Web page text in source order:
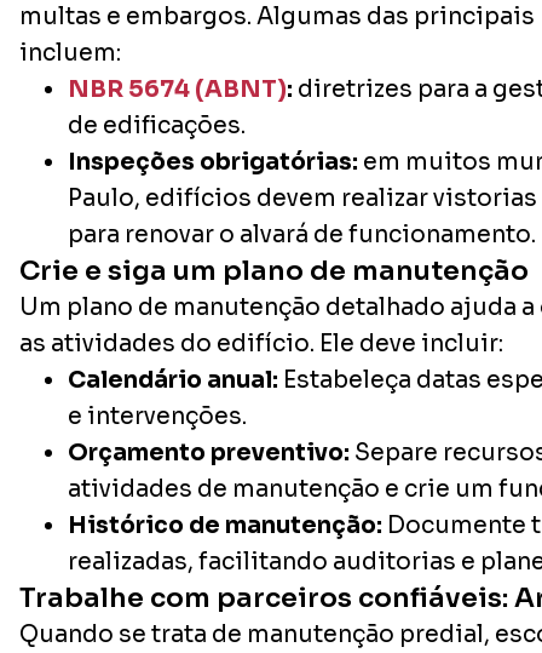
multas e embargos. Algumas das
incluem:
NBR 5674 (ABNT): diretrizes para a
de edificações.
Inspeções obrigatórias: em muitos
Paulo, edifícios devem realizar
para renovar o alvará de funcionamento.
Crie e siga um plano de manutenção
Um plano de manutenção detalhado ajuda
as atividades do edifício. Ele deve incluir:
Calendário anual: Estabeleça datas
e intervenções.
Orçamento preventivo: Separe
atividades de manutenção e crie um
Histórico de manutenção: Documente
realizadas, facilitando auditorias e
Trabalhe com parceiros confiáveis:
Quando se trata de manutenção predial,